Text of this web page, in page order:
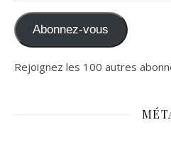
Abonnez-vous
Rejoignez les 100 autres